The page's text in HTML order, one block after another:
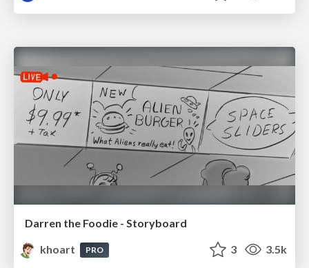
Darren the Foodie - Storyboard
khoart
PRO 3 3.5k